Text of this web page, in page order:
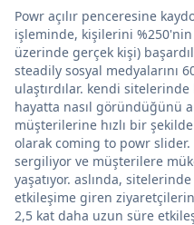
Powr açılır penceresine
işleminde, kişilerini
üzerinde gerçek kişi)
steadily sosyal medyalarını
ulaştırdılar. kendi
hayatta nasıl göründüğünü
müşterilerine hızlı bir
olarak coming to powr
sergiliyor ve müşterilere
yaşatıyor. aslında,
etkileşime giren
2,5 kat daha uzun süre